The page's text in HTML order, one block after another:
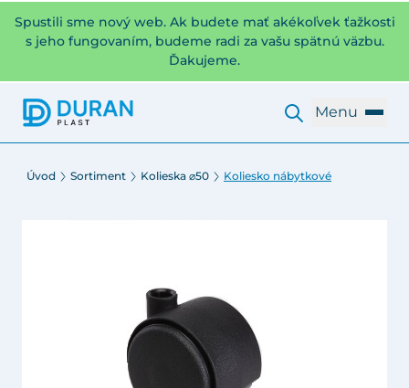
Spustili sme nový web. Ak budete mať akékoľvek ťažkosti
s jeho fungovaním, budeme radi za vašu spätnú väzbu.
Ďakujeme.
Menu
Úvod Sortiment Kolieska ⌀50 Koliesko nábytkové